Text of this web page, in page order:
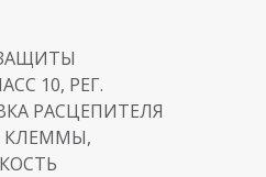
10, РЕГ.
РАСЦЕПИТЕЛЯ
КЛЕММЫ,